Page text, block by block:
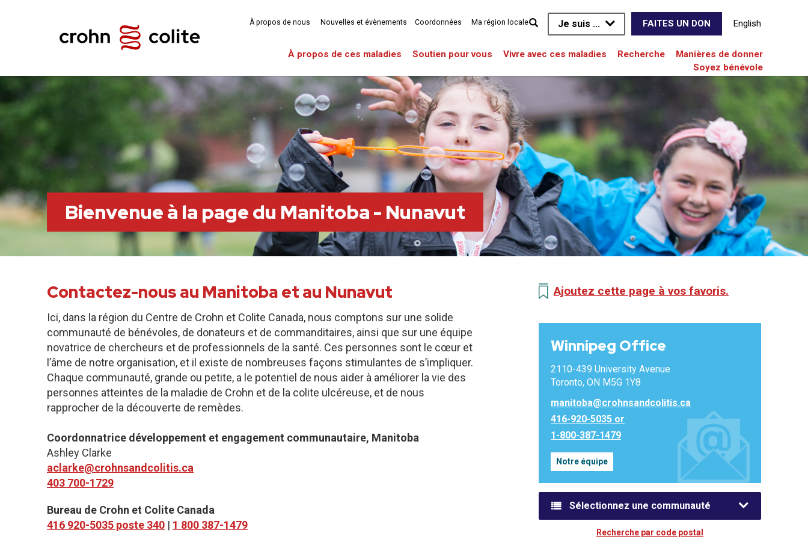
Je suis ... FAITES UN DON English
À propos de ces maladies Soutien pour vous Vivre avec ces maladies Recherche
Manières de donner
Soyez bénévole
À propos de nous Nouvelles et évènements Coordonnées Ma région locale
Bienvenue à la page du Manitoba - Nunavut
Contactez-nous au Manitoba et au Nunavut
Ici, dans la région du Centre de Crohn et Colite Canada, nous comptons sur une solide
communauté de bénévoles, de donateurs et de commanditaires, ainsi que sur une équipe
novatrice de chercheurs et de professionnels de la santé. Ces personnes sont le cœur et
l’âme de notre organisation, et il existe de nombreuses façons stimulantes de s’impliquer.
Chaque communauté, grande ou petite, a le potentiel de nous aider à améliorer la vie des
personnes atteintes de la maladie de Crohn et de la colite ulcéreuse, et de nous
rapprocher de la découverte de remèdes.
Coordonnatrice développement et engagement communautaire, Manitoba
Ashley Clarke
aclarke@crohnsandcolitis.ca
403 700-1729
Bureau de Crohn et Colite Canada
416 920-5035 poste 340 | 1 800 387-1479
Ajoutez cette page à vos favoris.
Winnipeg Office
2110-439 University Avenue
Toronto, ON M5G 1Y8
manitoba@crohnsandcolitis.ca
416-920-5035 or
1-800-387-1479
Notre équipe
Sélectionnez une communauté
Recherche par code postal